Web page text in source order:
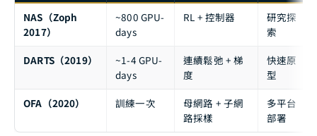
NAS（Zoph
2017）
~800 GPU-
days
RL + 控制器
研究探
索
DARTS（2019）
~1-4 GPU-
days
連續鬆弛 + 梯
度
快速原
型
OFA（2020）
訓練一次
母網路 + 子網
路採樣
多平台
部署